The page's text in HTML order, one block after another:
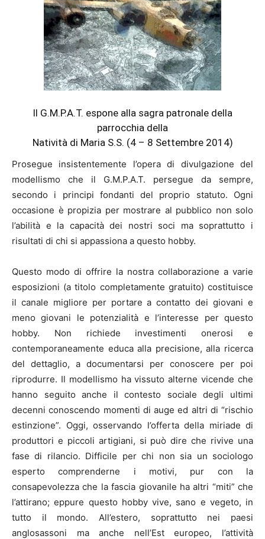
Il G.M.P.A.T. espone alla sagra patronale della
parrocchia della
Natività di Maria S.S. (4 – 8 Settembre 2014)
Prosegue insistentemente l’opera di divulgazione del
modellismo che il G.M.P.A.T. persegue da sempre,
secondo i principi fondanti del proprio statuto. Ogni
occasione è propizia per mostrare al pubblico non solo
l’abilità e la capacità dei nostri soci ma soprattutto i
risultati di chi si appassiona a questo hobby.
Questo modo di offrire la nostra collaborazione a varie
esposizioni (a titolo completamente gratuito) costituisce
il canale migliore per portare a contatto dei giovani e
meno giovani le potenzialità e l’interesse per questo
hobby. Non richiede investimenti onerosi e
contemporaneamente educa alla precisione, alla ricerca
del dettaglio, a documentarsi per conoscere per poi
riprodurre. Il modellismo ha vissuto alterne vicende che
hanno seguito anche il contesto sociale degli ultimi
decenni conoscendo momenti di auge ed altri di “rischio
estinzione”. Oggi, osservando l’offerta della miriade di
produttori e piccoli artigiani, si può dire che rivive una
fase di rilancio. Difficile per chi non sia un sociologo
esperto comprenderne i motivi, pur con la
consapevolezza che la fascia giovanile ha altri “miti” che
l’attirano; eppure questo hobby vive, sano e vegeto, in
tutto il mondo. All’estero, soprattutto nei paesi
anglosassoni ma anche nell’Est europeo, l’attività